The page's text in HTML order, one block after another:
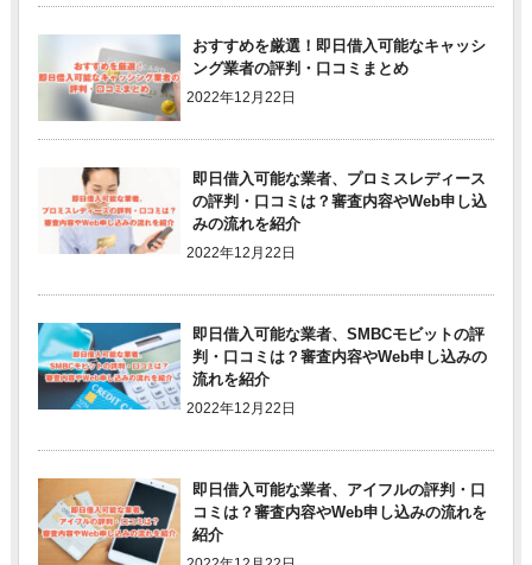
おすすめを厳選！即日借入可能なキャッシ
ング業者の評判・口コミまとめ
2022年12月22日
即日借入可能な業者、プロミスレディース
の評判・口コミは？審査内容やWeb申し込
みの流れを紹介
2022年12月22日
即日借入可能な業者、SMBCモビットの評
判・口コミは？審査内容やWeb申し込みの
流れを紹介
2022年12月22日
即日借入可能な業者、アイフルの評判・口
コミは？審査内容やWeb申し込みの流れを
紹介